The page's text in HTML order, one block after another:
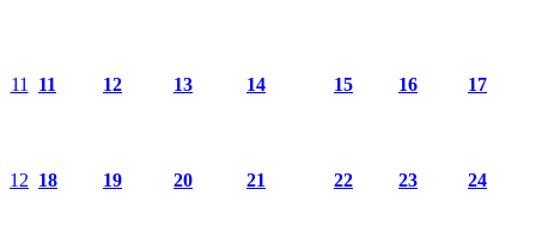
11 11 12 13 14 15 16 17
12 18 19 20 21 22 23 24